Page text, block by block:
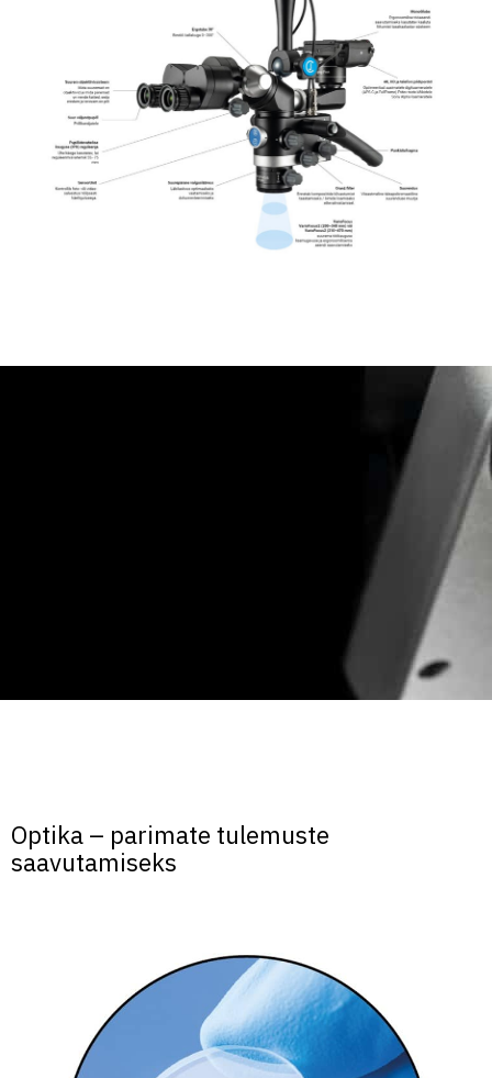
Optika – parimate tulemuste
saavutamiseks